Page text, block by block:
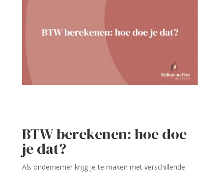
BTW berekenen: hoe doe
je dat?
Als ondernemer krijg je te maken met verschillende